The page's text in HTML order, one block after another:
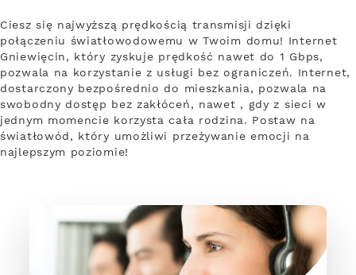
Ciesz się najwyższą prędkością transmisji dzięki
połączeniu światłowodowemu w Twoim domu! Internet
Gniewięcin, który zyskuje prędkość nawet do 1 Gbps,
pozwala na korzystanie z usługi bez ograniczeń. Internet,
dostarczony bezpośrednio do mieszkania, pozwala na
swobodny dostęp bez zakłóceń, nawet , gdy z sieci w
jednym momencie korzysta cała rodzina. Postaw na
światłowód, który umożliwi przeżywanie emocji na
najlepszym poziomie!